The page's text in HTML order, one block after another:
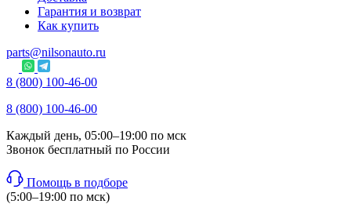
Гарантия и возврат
Как купить
parts@nilsonauto.ru
8 (800) 100-46-00
8 (800) 100-46-00
Каждый день, 05:00–19:00 по мск
Звонок бесплатный по России
Помощь в подборе
(5:00–19:00 по мск)